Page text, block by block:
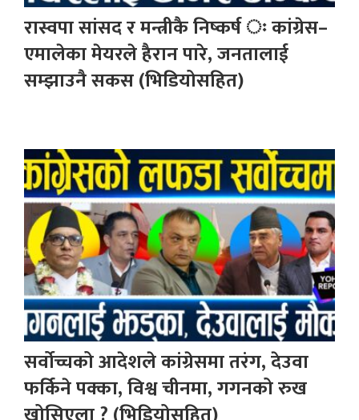
रास्वपा सांसद र मन्त्रीकै निष्कर्ष ः कांग्रेस–
एमालेका मेयरले हैरान पारे, जनतालाई
सम्झाउनै सकस (भिडियोसहित)
सर्वोच्चको आदेशले कांग्रेसमा तरंग, देउवा
फर्किने पक्का, विश्व चीनमा, गगनको रुख